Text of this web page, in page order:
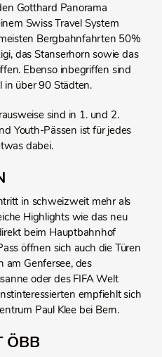
Gotthard Panorama
Swiss Travel System
Bergbahnfahrten 50%
das Stanserhorn sowie das
Ebenso inbegriffen sind
in über 90 Städten.
sind in 1. und 2.
Youth-Pässen ist für jedes
dabei.
in schweizweit mehr als
Highlights wie das neu
beim Hauptbahnhof
öffnen sich auch die Türen
am Genfersee, des
oder des FIFA Welt
empfiehlt sich
Paul Klee bei Bern.
ÖBB